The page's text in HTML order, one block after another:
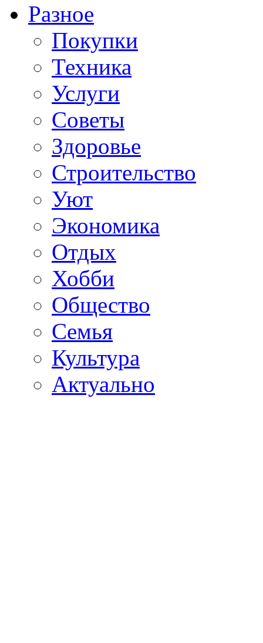
Разное
Покупки
Техника
Услуги
Советы
Здоровье
Строительство
Уют
Экономика
Отдых
Хобби
Общество
Семья
Культура
Актуально